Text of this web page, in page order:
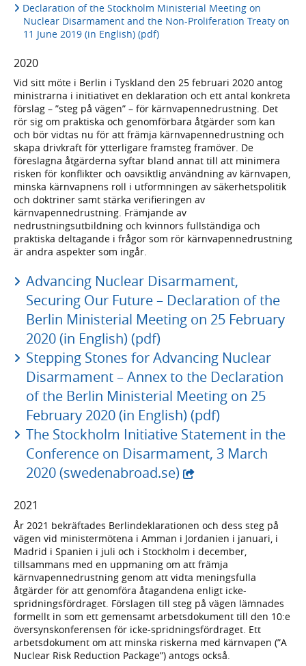
Declaration of the Stockholm Ministerial Meeting on
Nuclear Disarmament and the Non-Proliferation Treaty on
11 June 2019 (in English) (pdf)
2020
Vid sitt möte i Berlin i Tyskland den 25 februari 2020 antog
ministrarna i initiativet en deklaration och ett antal konkreta
förslag – ”steg på vägen” – för kärnvapennedrustning. Det
rör sig om praktiska och genomförbara åtgärder som kan
och bör vidtas nu för att främja kärnvapennedrustning och
skapa drivkraft för ytterligare framsteg framöver. De
föreslagna åtgärderna syftar bland annat till att minimera
risken för konflikter och oavsiktlig användning av kärnvapen,
minska kärnvapnens roll i utformningen av säkerhetspolitik
och doktriner samt stärka verifieringen av
kärnvapennedrustning. Främjande av
nedrustningsutbildning och kvinnors fullständiga och
praktiska deltagande i frågor som rör kärnvapennedrustning
är andra aspekter som ingår.
Advancing Nuclear Disarmament,
Securing Our Future – Declaration of the
Berlin Ministerial Meeting on 25 February
2020 (in English) (pdf)
Stepping Stones for Advancing Nuclear
Disarmament – Annex to the Declaration
of the Berlin Ministerial Meeting on 25
February 2020 (in English) (pdf)
The Stockholm Initiative Statement in the
Conference on Disarmament, 3 March
2020 (swedenabroad.se)- extern webbplats,
2021
År 2021 bekräftades Berlindeklarationen och dess steg på
vägen vid ministermötena i Amman i Jordanien i januari, i
Madrid i Spanien i juli och i Stockholm i december,
tillsammans med en uppmaning om att främja
kärnvapennedrustning genom att vidta meningsfulla
åtgärder för att genomföra åtagandena enligt icke-
spridningsfördraget. Förslagen till steg på vägen lämnades
formellt in som ett gemensamt arbetsdokument till den 10:e
översynskonferensen för icke-spridningsfördraget. Ett
arbetsdokument om att minska riskerna med kärnvapen (”A
Nuclear Risk Reduction Package”) antogs också.